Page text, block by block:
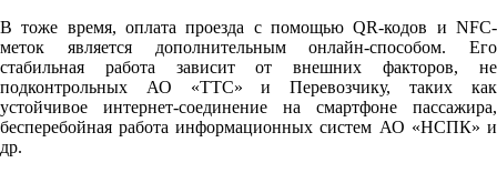
В тоже время, оплата проезда с помощью QR-кодов и NFC-
меток является дополнительным онлайн-способом. Его
стабильная работа зависит от внешних факторов, не
подконтрольных АО «ТТС» и Перевозчику, таких как
устойчивое интернет-соединение на смартфоне пассажира,
бесперебойная работа информационных систем АО «НСПК» и
др.